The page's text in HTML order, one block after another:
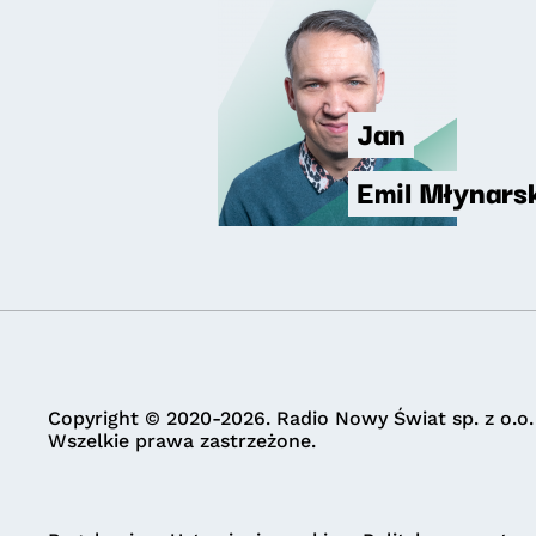
Jan
Emil
Copyright © 2020-2026. Radio Nowy Świat sp. z o.o.
Wszelkie prawa zastrzeżone.